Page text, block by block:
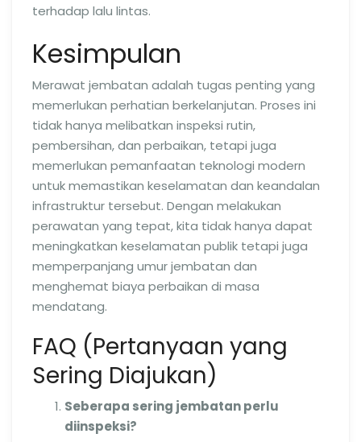
terhadap lalu lintas.
Kesimpulan
Merawat jembatan adalah tugas penting yang
memerlukan perhatian berkelanjutan. Proses ini
tidak hanya melibatkan inspeksi rutin,
pembersihan, dan perbaikan, tetapi juga
memerlukan pemanfaatan teknologi modern
untuk memastikan keselamatan dan keandalan
infrastruktur tersebut. Dengan melakukan
perawatan yang tepat, kita tidak hanya dapat
meningkatkan keselamatan publik tetapi juga
memperpanjang umur jembatan dan
menghemat biaya perbaikan di masa
mendatang.
FAQ (Pertanyaan yang
Sering Diajukan)
Seberapa sering jembatan perlu
diinspeksi?